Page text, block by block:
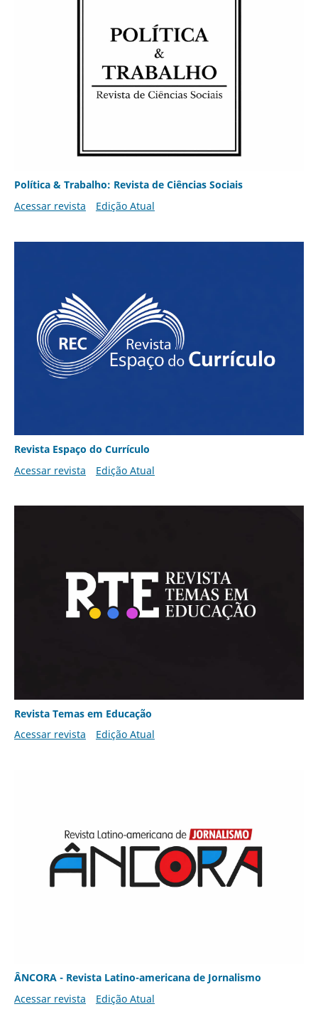
Política & Trabalho: Revista de Ciências Sociais
Acessar revista
Edição Atual
Revista Espaço do Currículo
Acessar revista
Edição Atual
Revista Temas em Educação
Acessar revista
Edição Atual
ÂNCORA - Revista Latino-americana de Jornalismo
Acessar revista
Edição Atual